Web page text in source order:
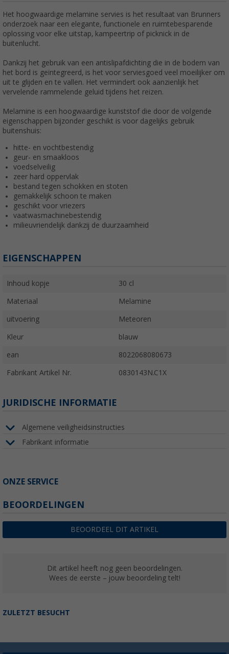
Het hoogwaardige melamine servies is het resultaat van Brunners
onderzoek naar een elegante, functionele en ruimtebesparende
oplossing voor elke uitstap, kampeertrip of picknick in de
buitenlucht.
Dankzij het gebruik van een antislipafdichting die in de bodem van
het bord is geïntegreerd, is het voor serviesgoed veel moeilijker om
uit te glijden en te vallen. Het vermindert ook aanzienlijk het
vervelende rammelende geluid tijdens het reizen.
Melamine is een hoogwaardige kunststof die door de volgende
eigenschappen bijzonder geschikt is voor dagelijks gebruik
buitenshuis:
hitte- en vochtbestendig
geur- en smaakloos
voedselveilig
zeer hard oppervlak
bestand tegen schokken en stoten
gemakkelijk schoon te maken
geschikt voor vriezers
vaatwasmachinebestendig
milieuvriendelijk dankzij de duurzaamheid
EIGENSCHAPPEN
Inhoud kopje 30 cl
Materiaal Melamine
uitvoering Meteoren
Kleur blauw
ean 8022068080673
Fabrikant Artikel Nr. 0830143N.C1X
JURIDISCHE INFORMATIE
Algemene veiligheidsinstructies
Fabrikant informatie
ONZE SERVICE
BEOORDELINGEN
BEOORDEEL DIT ARTIKEL
Dit artikel heeft nog geen beoordelingen.
Wees de eerste – jouw beoordeling telt!
ZULETZT BESUCHT